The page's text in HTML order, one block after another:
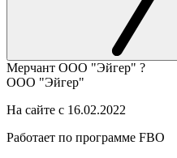
Мерчант ООО "Эйгер" ?
ООО "Эйгер"
На сайте с 16.02.2022
Работает по программе FBO